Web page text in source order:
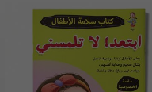
4.93 874 Suiveurs